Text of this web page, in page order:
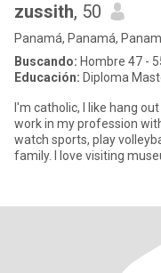
zussith, 50
Panamá, Panamá,
Buscando: Hombre 47 -
Educación: Diploma
I'm catholic, I like hang
work in my profession
watch sports, play